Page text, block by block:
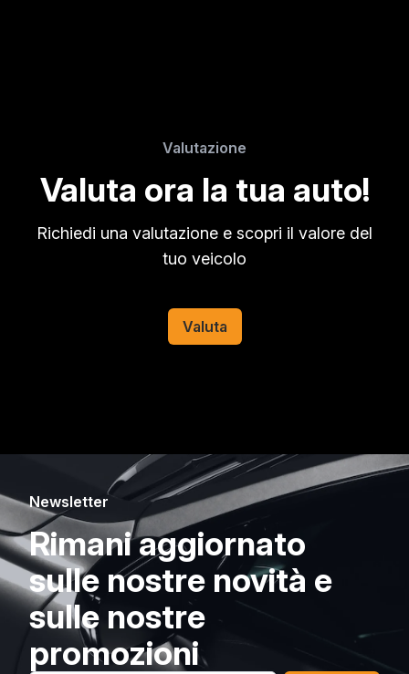
Valutazione
Valuta ora la tua auto!
Richiedi una valutazione e scopri il valore del
tuo veicolo
Valuta
Newsletter
Rimani aggiornato
sulle nostre novità e
sulle nostre
promozioni